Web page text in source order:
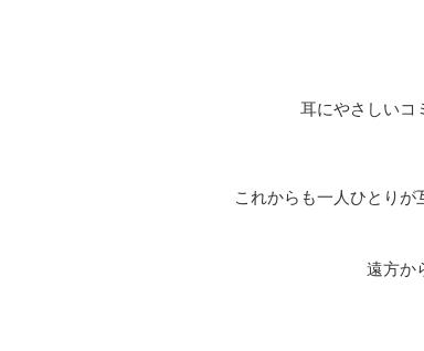
耳にやさしいコ
これからも一人ひとり
遠方か